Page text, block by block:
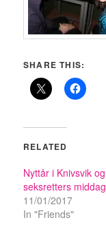
SHARE THIS:
RELATED
Nyttår i Knivsvik og
seksretters middag
11/01/2017
In "Friends"